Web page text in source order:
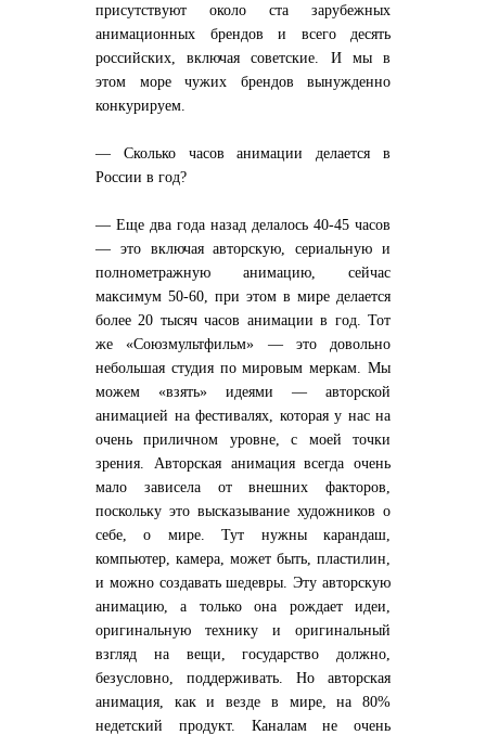
присутствуют около ста зарубежных
анимационных брендов и всего десять
российских, включая советские. И мы в
этом море чужих брендов вынужденно
конкурируем.
— Сколько часов анимации делается в
России в год?
— Еще два года назад делалось 40-45 часов
— это включая авторскую, сериальную и
полнометражную анимацию, сейчас
максимум 50-60, при этом в мире делается
более 20 тысяч часов анимации в год. Тот
же «Союзмультфильм» — это довольно
небольшая студия по мировым меркам. Мы
можем «взять» идеями — авторской
анимацией на фестивалях, которая у нас на
очень приличном уровне, с моей точки
зрения. Авторская анимация всегда очень
мало зависела от внешних факторов,
поскольку это высказывание художников о
себе, о мире. Тут нужны карандаш,
компьютер, камера, может быть, пластилин,
и можно создавать шедевры. Эту авторскую
анимацию, а только она рождает идеи,
оригинальную технику и оригинальный
взгляд на вещи, государство должно,
безусловно, поддерживать. Но авторская
анимация, как и везде в мире, на 80%
недетский продукт. Каналам не очень